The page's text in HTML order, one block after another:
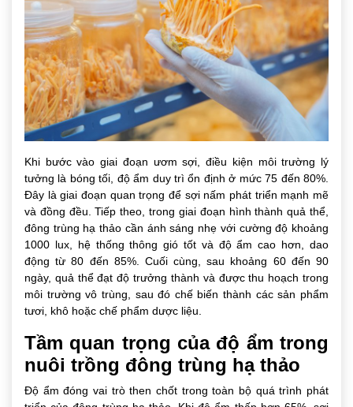
Khi bước vào giai đoạn ươm sợi, điều kiện môi trường lý
tưởng là bóng tối, độ ẩm duy trì ổn định ở mức 75 đến 80%.
Đây là giai đoạn quan trọng để sợi nấm phát triển mạnh mẽ
và đồng đều. Tiếp theo, trong giai đoạn hình thành quả thể,
đông trùng hạ thảo cần ánh sáng nhẹ với cường độ khoảng
1000 lux, hệ thống thông gió tốt và độ ẩm cao hơn, dao
động từ 80 đến 85%. Cuối cùng, sau khoảng 60 đến 90
ngày, quả thể đạt độ trưởng thành và được thu hoạch trong
môi trường vô trùng, sau đó chế biến thành các sản phẩm
tươi, khô hoặc chế phẩm dược liệu.
Tầm quan trọng của độ ẩm trong
nuôi trồng đông trùng hạ thảo
Độ ẩm đóng vai trò then chốt trong toàn bộ quá trình phát